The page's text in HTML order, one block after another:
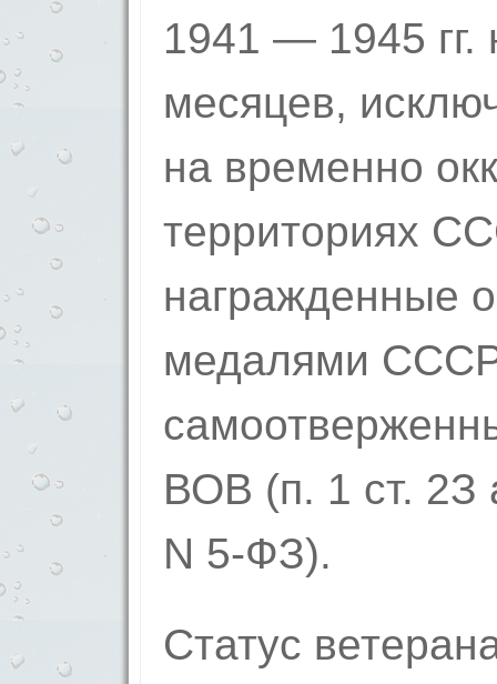
1941 — 1945
месяцев,
на временно
территориях
награжденные
медалями
ВОВ (п. 1 ст. 2З
N 5-ФЗ).
Статус